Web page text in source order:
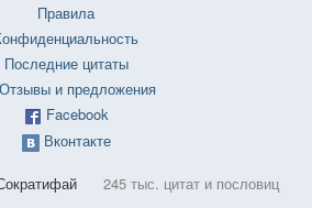
Правила
Последние цитаты
Отзывы и предложения
Facebook
Вконтакте
245 тыс. цитат и пословиц